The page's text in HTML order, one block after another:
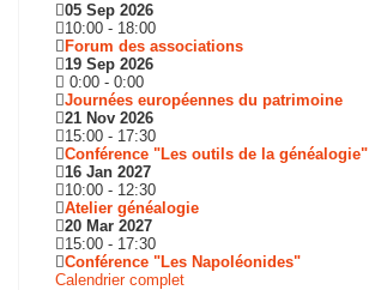
05 Sep 2026
10:00 - 18:00
Forum des associations
19 Sep 2026
0:00 - 0:00
Journées européennes du patrimoine
21 Nov 2026
15:00 - 17:30
Conférence "Les outils de la généalogie"
16 Jan 2027
10:00 - 12:30
Atelier généalogie
20 Mar 2027
15:00 - 17:30
Conférence "Les Napoléonides"
Calendrier complet